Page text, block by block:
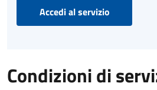
Accedi al servizio
Condizioni di